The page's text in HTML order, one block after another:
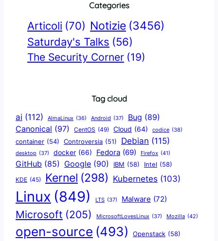
Categories
Articoli (70) Notizie (3456)
Saturday's Talks (56)
The Security Corner (19)
Tag cloud
ai (112) AlmaLinux (36) Android (37) Bug (89)
Canonical (97) CentOS (49) Cloud (64) codice (38)
container (54) Controversia (51) Debian (115)
desktop (37) docker (66) Fedora (69) Firefox (41)
GitHub (85) Google (90) IBM (58) Intel (58)
KDE (45) Kernel (298) Kubernetes (103)
Linux (849) LTS (37) Malware (72)
Microsoft (205) MicrosoftLovesLinux (37) Mozilla (42)
open-source (493) Openstack (58)